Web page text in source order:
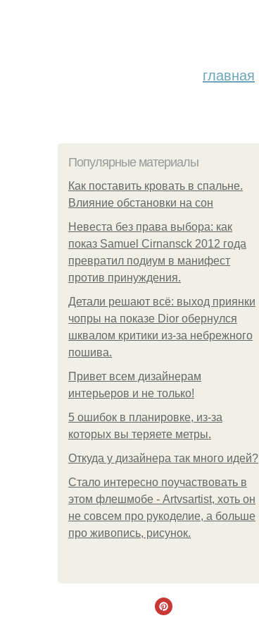
главная
Популярные материалы
Как поставить кровать в спальне.
Влияние обстановки на сон
Невеста без права выбора: как
показ Samuel Cirnansck 2012 года
превратил подиум в манифест
против принуждения.
Детали решают всё: выход приянки
чопры на показе Dior обернулся
шквалом критики из-за небрежного
пошива.
Привет всем дизайнерам
интерьеров и не только!
5 ошибок в планировке, из-за
которых вы теряете метры.
Откуда у дизайнера так много идей?
Стало интересно поучаствовать в
этом флешмобе - Artvsartist, хоть он
не совсем про рукоделие, а больше
про живопись, рисунок.